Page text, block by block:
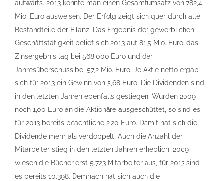
aufwärts. 2013 konnte man einen Gesamtumsatz von 782,4
Mio. Euro ausweisen. Der Erfolg zeigt sich quer durch alle
Bestandteile der Bilanz. Das Ergebnis der gewerblichen
Geschäftstätigkeit belief sich 2013 auf 81,5 Mio. Euro, das
Zinsergebnis lag bei 568.000 Euro und der
Jahresüberschuss bei 57,2 Mio. Euro. Je Aktie netto ergab
sich für 2013 ein Gewinn von 5,68 Euro. Die Dividenden sind
in den letzten Jahren ebenfalls gestiegen. Wurden 2009
noch 1,00 Euro an die Aktionäre ausgeschüttet, so sind es
für 2013 bereits beachtliche 2,20 Euro. Damit hat sich die
Dividende mehr als verdoppelt. Auch die Anzahl der
Mitarbeiter stieg in den letzten Jahren erheblich. 2009
wiesen die Bücher erst 5.723 Mitarbeiter aus, für 2013 sind
es bereits 10.398. Demnach hat sich auch die